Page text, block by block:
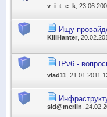
v_i_t_e_k ,
Ищу
KillHanter ,
IPv6 -
vlad11 , 21.01.2011
sid@merlin ,